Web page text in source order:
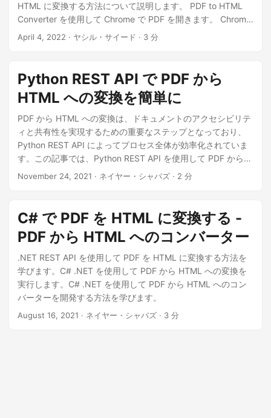
HTML に変換する方法について説明します。 PDF to HTML
Converter を使用して Chrome で PDF を開きます。 Chrome
で PDF を開くための簡単なチュートリアル
April 4, 2022 · ヤシル・サイード · 3 分
Python REST API で PDF から
HTML への変換を簡単に
PDF から HTML への変換は、ドキュメントのアクセシビリテ
ィと共有性を実現するための重要なステップとなっており、
Python REST API によってプロセス全体が効率化されていま
す。この記事では、Python REST API を使用して PDF から
HTML への簡単な変換の世界を詳しく解説し、PDF ドキュメ
November 24, 2021 · ネイヤー・シャバズ · 2 分
C# で PDF を HTML に変換する -
PDF から HTML へのコンバーター
.NET REST API を使用して PDF を HTML に変換する方法を
学びます。C# .NET を使用して PDF から HTML への変換を
実行します。C# .NET を使用して PDF から HTML へのコン
バーターを開発する方法を学びます。
August 16, 2021 · ネイヤー・シャバズ · 3 分